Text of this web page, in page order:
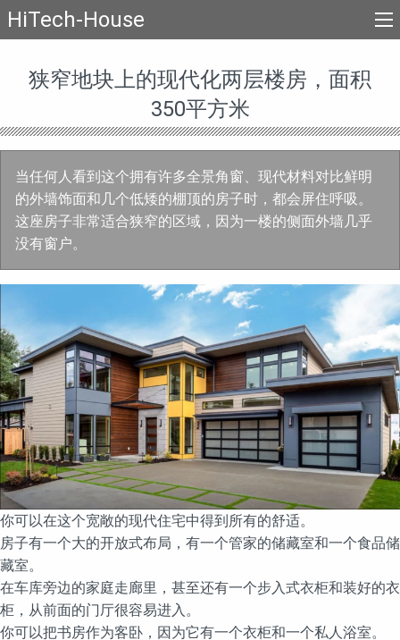
HiTech-House
狭窄地块上的现代化两层楼房，面积
350平方米
当任何人看到这个拥有许多全景角窗、现代材料对比鲜明
的外墙饰面和几个低矮的棚顶的房子时，都会屏住呼吸。
这座房子非常适合狭窄的区域，因为一楼的侧面外墙几乎
没有窗户。
你可以在这个宽敞的现代住宅中得到所有的舒适。
房子有一个大的开放式布局，有一个管家的储藏室和一个食品储
藏室。
在车库旁边的家庭走廊里，甚至还有一个步入式衣柜和装好的衣
柜，从前面的门厅很容易进入。
你可以把书房作为客卧，因为它有一个衣柜和一个私人浴室。